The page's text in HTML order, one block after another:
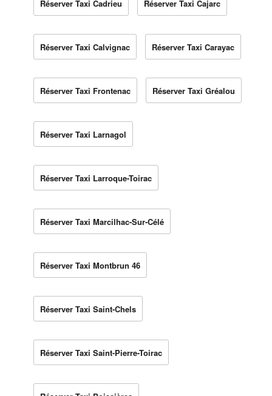
Réserver Taxi Cadrieu Réserver Taxi Cajarc
Réserver Taxi Calvignac Réserver Taxi Carayac
Réserver Taxi Frontenac Réserver Taxi Gréalou
Réserver Taxi Larnagol
Réserver Taxi Larroque-Toirac
Réserver Taxi Marcilhac-Sur-Célé
Réserver Taxi Montbrun 46
Réserver Taxi Saint-Chels
Réserver Taxi Saint-Pierre-Toirac